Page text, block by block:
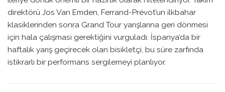
direktörü Jos Van Emden, Ferrand-Prévot’un ilkbahar
klasiklerinden sonra Grand Tour yarışlarına geri dönmesi
için hala çalışması gerektiğini vurguladı. İspanya’da bir
haftalık yarış geçirecek olan bisikletçi, bu süre zarfında
istikrarlı bir performans sergilemeyi planlıyor.